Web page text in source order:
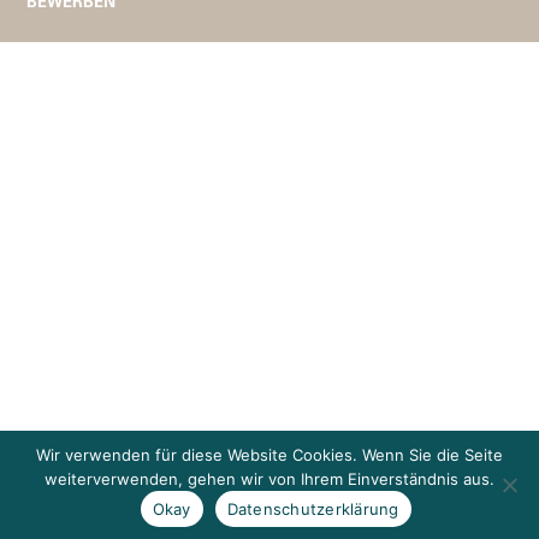
Wir verwenden für diese Website Cookies. Wenn Sie die Seite
weiterverwenden, gehen wir von Ihrem Einverständnis aus.
Okay
Datenschutzerklärung